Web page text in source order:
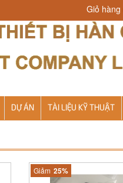
Giỏ hàng
DỰ ÁN TÀI LIỆU KỸ THUẬT
Giảm 25%